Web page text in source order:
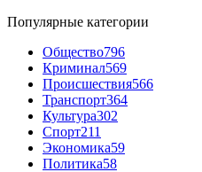
Популярные категории
Общество796
Криминал569
Происшествия566
Транспорт364
Культура302
Спорт211
Экономика59
Политика58